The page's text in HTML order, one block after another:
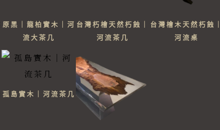
原黑｜龍柏實木｜河
流大茶几
台灣朽檜天然朽蝕｜
河流茶几
台灣檜木天然朽蝕｜
河流桌
孤島實木｜河流茶几